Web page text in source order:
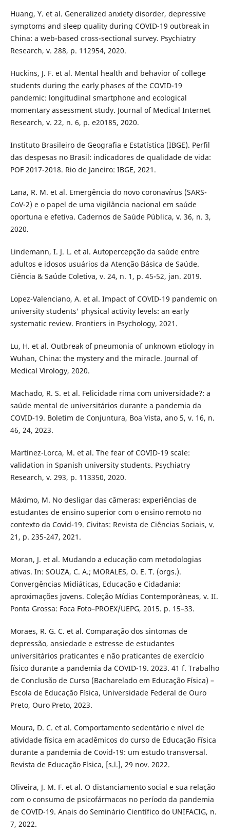
Huang, Y. et al. Generalized anxiety disorder, depressive
symptoms and sleep quality during COVID-19 outbreak in
China: a web-based cross-sectional survey. Psychiatry
Research, v. 288, p. 112954, 2020.
Huckins, J. F. et al. Mental health and behavior of college
students during the early phases of the COVID-19
pandemic: longitudinal smartphone and ecological
momentary assessment study. Journal of Medical Internet
Research, v. 22, n. 6, p. e20185, 2020.
Instituto Brasileiro de Geografia e Estatística (IBGE). Perfil
das despesas no Brasil: indicadores de qualidade de vida:
POF 2017-2018. Rio de Janeiro: IBGE, 2021.
Lana, R. M. et al. Emergência do novo coronavírus (SARS-
CoV-2) e o papel de uma vigilância nacional em saúde
oportuna e efetiva. Cadernos de Saúde Pública, v. 36, n. 3,
2020.
Lindemann, I. J. L. et al. Autopercepção da saúde entre
adultos e idosos usuários da Atenção Básica de Saúde.
Ciência & Saúde Coletiva, v. 24, n. 1, p. 45-52, jan. 2019.
Lopez-Valenciano, A. et al. Impact of COVID-19 pandemic on
university students' physical activity levels: an early
systematic review. Frontiers in Psychology, 2021.
Lu, H. et al. Outbreak of pneumonia of unknown etiology in
Wuhan, China: the mystery and the miracle. Journal of
Medical Virology, 2020.
Machado, R. S. et al. Felicidade rima com universidade?: a
saúde mental de universitários durante a pandemia da
COVID-19. Boletim de Conjuntura, Boa Vista, ano 5, v. 16, n.
46, 24, 2023.
Martínez-Lorca, M. et al. The fear of COVID-19 scale:
validation in Spanish university students. Psychiatry
Research, v. 293, p. 113350, 2020.
Máximo, M. No desligar das câmeras: experiências de
estudantes de ensino superior com o ensino remoto no
contexto da Covid-19. Civitas: Revista de Ciências Sociais, v.
21, p. 235-247, 2021.
Moran, J. et al. Mudando a educação com metodologias
ativas. In: SOUZA, C. A.; MORALES, O. E. T. (orgs.).
Convergências Midiáticas, Educação e Cidadania:
aproximações jovens. Coleção Mídias Contemporâneas, v. II.
Ponta Grossa: Foca Foto–PROEX/UEPG, 2015. p. 15–33.
Moraes, R. G. C. et al. Comparação dos sintomas de
depressão, ansiedade e estresse de estudantes
universitários praticantes e não praticantes de exercício
físico durante a pandemia da COVID-19. 2023. 41 f. Trabalho
de Conclusão de Curso (Bacharelado em Educação Física) –
Escola de Educação Física, Universidade Federal de Ouro
Preto, Ouro Preto, 2023.
Moura, D. C. et al. Comportamento sedentário e nível de
atividade física em acadêmicos do curso de Educação Física
durante a pandemia de Covid-19: um estudo transversal.
Revista de Educação Física, [s.l.], 29 nov. 2022.
Oliveira, J. M. F. et al. O distanciamento social e sua relação
com o consumo de psicofármacos no período da pandemia
de COVID-19. Anais do Seminário Científico do UNIFACIG, n.
7, 2022.